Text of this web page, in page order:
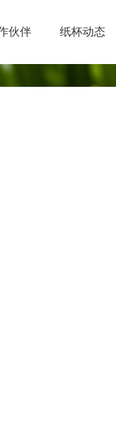
伙伴 纸杯动态